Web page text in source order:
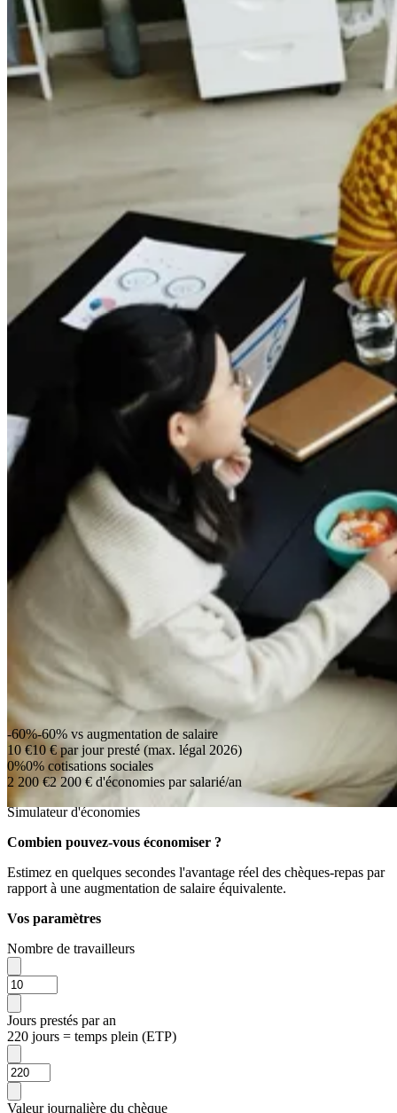
-60%-60% vs augmentation de salaire
10 €10 € par jour presté (max. légal 2026)
0%0% cotisations sociales
2 200 €2 200 € d'économies par salarié/an
Simulateur d'économies
Combien pouvez-vous économiser ?
Estimez en quelques secondes l'avantage réel des chèques-repas par
rapport à une augmentation de salaire équivalente.
Vos paramètres
Nombre de travailleurs
Jours prestés par an
220 jours = temps plein (ETP)
Valeur journalière du chèque